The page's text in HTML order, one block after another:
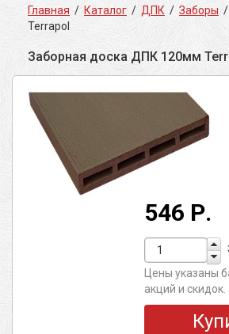
Главная / Каталог / ДПК / Заборы /
Terrapol
Заборная доска ДПК 120мм
546 Р.
Цены указаны
акций и скидок.